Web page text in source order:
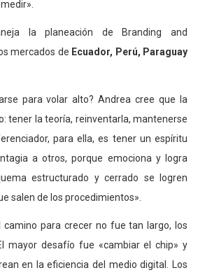
la planeación de Branding and
mercados de Ecuador, Perú, Paraguay
para volar alto? Andrea cree que la
tener la teoría, reinventarla, mantenerse
para ella, es tener un espíritu
a otros, porque emociona y logra
estructurado y cerrado se logren
salen de los procedimientos».
camino para crecer no fue tan largo, los
mayor desafío fue «cambiar el chip» y
en la eficiencia del medio digital. Los